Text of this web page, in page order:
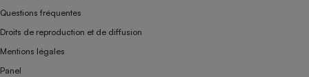
Questions fréquentes
Droits de reproduction et de diffusion
Mentions légales
Panel